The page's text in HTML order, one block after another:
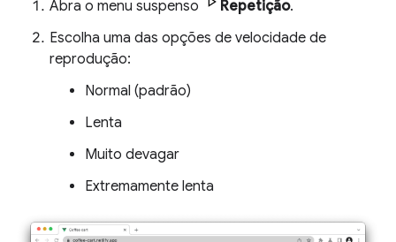
Abra o menu suspenso Repetição.
Escolha uma das opções de velocidade de
reprodução:
Normal (padrão)
Lenta
Muito devagar
Extremamente lenta